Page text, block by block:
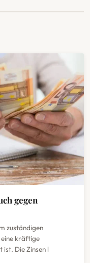
gegen
zuständigen
kräftige
ist. Die Zinsen l